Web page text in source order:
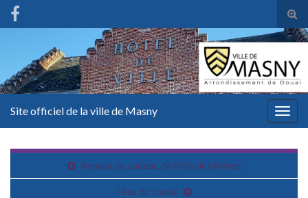
Site officiel de la ville de Masny
Remise du cadeau de Fête des Mères
Fête du travail